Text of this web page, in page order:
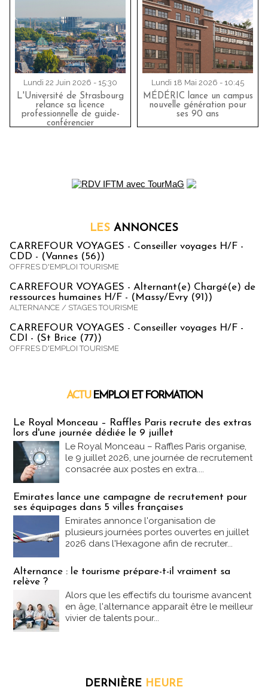
Lundi 22 Juin 2026 - 15:30
L'Université de Strasbourg
relance sa licence
professionnelle de guide-
conférencier
Lundi 18 Mai 2026 - 10:45
MÉDÉRIC lance un campus
nouvelle génération pour
ses 90 ans
LES ANNONCES
CARREFOUR VOYAGES - Conseiller voyages H/F -
CDD - (Vannes (56))
OFFRES D'EMPLOI TOURISME
CARREFOUR VOYAGES - Alternant(e) Chargé(e) de
ressources humaines H/F - (Massy/Evry (91))
ALTERNANCE / STAGES TOURISME
CARREFOUR VOYAGES - Conseiller voyages H/F -
CDI - (St Brice (77))
OFFRES D'EMPLOI TOURISME
ACTU EMPLOI ET FORMATION
Le Royal Monceau – Raffles Paris recrute des extras
lors d'une journée dédiée le 9 juillet
Le Royal Monceau – Raffles Paris organise,
le 9 juillet 2026, une journée de recrutement
consacrée aux postes en extra....
Emirates lance une campagne de recrutement pour
ses équipages dans 5 villes françaises
Emirates annonce l'organisation de
plusieurs journées portes ouvertes en juillet
2026 dans l'Hexagone afin de recruter...
Alternance : le tourisme prépare-t-il vraiment sa
relève ?
Alors que les effectifs du tourisme avancent
en âge, l'alternance apparaît être le meilleur
vivier de talents pour...
DERNIÈRE HEURE